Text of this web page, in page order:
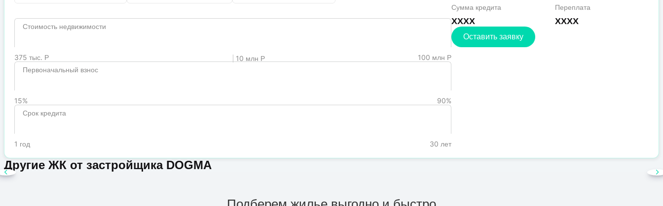
Стоимость недвижимости
375 тыс. Р 10 млн Р
100 млн Р
Первоначальный взнос
15%
90%
Срок кредита
1 год 30 лет
Сумма кредита
XXXX
Переплата
XXXX
Оставить заявку
Другие ЖК от застройщика DOGMA